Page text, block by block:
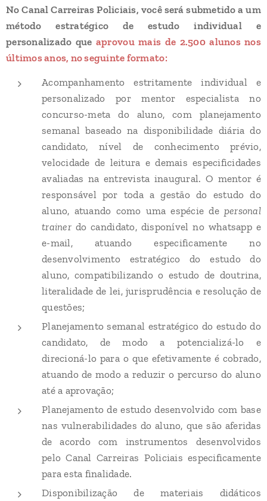
No Canal Carreiras Policiais, você será submetido a um
método estratégico de estudo individual e
personalizado que aprovou mais de 2.500 alunos nos
últimos anos, no seguinte formato:
Acompanhamento estritamente individual e
personalizado por mentor especialista no
concurso-meta do aluno, com planejamento
semanal baseado na disponibilidade diária do
candidato, nível de conhecimento prévio,
velocidade de leitura e demais especificidades
avaliadas na entrevista inaugural. O mentor é
responsável por toda a gestão do estudo do
aluno, atuando como uma espécie de personal
trainerdo candidato, disponível no whatsapp e
e-mail, atuando especificamente no
desenvolvimento estratégico do estudo do
aluno, compatibilizando o estudo de doutrina,
literalidade de lei, jurisprudência e resolução de
questões;
Planejamento semanal estratégico do estudo do
candidato, de modo a potencializá-lo e
direcioná-lo para o que efetivamente é cobrado,
atuando de modo a reduzir o percurso do aluno
até a aprovação;
Planejamento de estudo desenvolvido com base
nas vulnerabilidades do aluno, que são aferidas
de acordo com instrumentos desenvolvidos
pelo Canal Carreiras Policiais especificamente
para esta finalidade.
Disponibilização de materiais didáticos